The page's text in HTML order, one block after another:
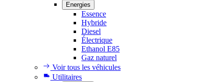
Energies
Essence
Hybride
Diesel
Électrique
Ethanol E85
Gaz naturel
Voir tous les véhicules
Utilitaires